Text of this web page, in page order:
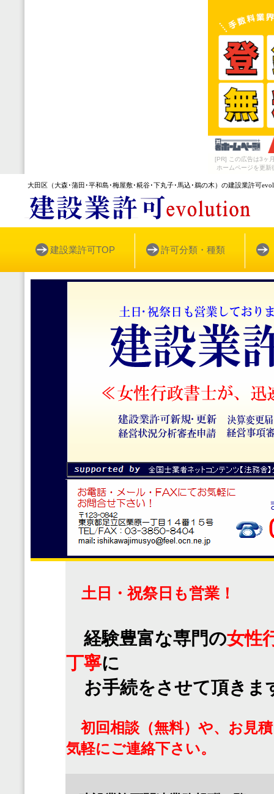
[PR] この広告は3ヶ
ホームページを更
大田区 （大森･蒲田･平和島･梅屋敷･糀谷･下丸子･馬込･鵜の木） の建設業許可
土日・祝祭日も営業！
経験豊富な専門の女性
丁寧に
お手続をさせて頂きま
初回相談（無料）や、お見
気軽にご連絡下さい。
建設業許可TOP 許可分類・種類